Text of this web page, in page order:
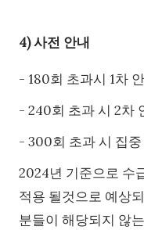
4) 사전 안내
- 180회 초과시 1차
- 240회 초과 시 2차
- 300회 초과 시 집
2024년 기준으로 수
적용 될것으로 예상
분들이 해당되지 않